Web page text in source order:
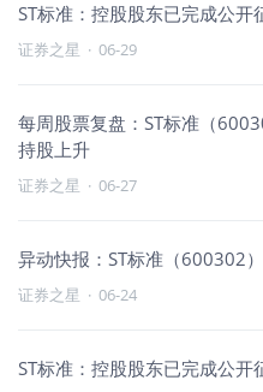
ST标准：控股股东已完成公
证券之星 · 06-29
每周股票复盘：ST标准（
持股上升
证券之星 · 06-27
异动快报：ST标准（600302
证券之星 · 06-24
ST标准：控股股东已完成公